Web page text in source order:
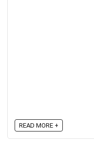
READ MORE +